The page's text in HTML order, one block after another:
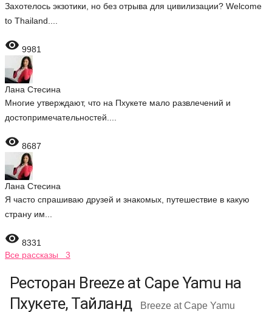
Захотелось экзотики, но без отрыва для цивилизации? Welcome
to Thailand....
 9981
Лана Стесина
Многие утверждают, что на Пхукете мало развлечений и
достопримечательностей....
 8687
Лана Стесина
Я часто спрашиваю друзей и знакомых, путешествие в какую
страну им...
 8331
Все рассказы 3
Ресторан Breeze at Cape Yamu на
Пхукете, Тайланд
Breeze at Cape Yamu